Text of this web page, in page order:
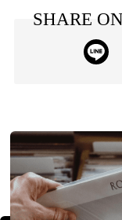
SHARE